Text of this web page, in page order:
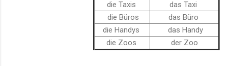
die Büros
das Handy
der Zoo